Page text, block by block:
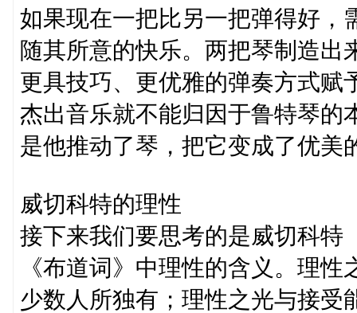
如果现在一把比另一把弹得好，
随其所意的快乐。两把琴制造出
更具技巧、更优雅的弹奏方式赋
杰出音乐就不能归因于鲁特琴的
是他推动了琴，把它变成了优美
威切科特的理性
接下来我们要思考的是威切科特
《布道词》中理性的含义。理
少数人所独有；理性之光与接受